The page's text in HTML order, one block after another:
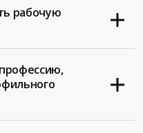
рабочую